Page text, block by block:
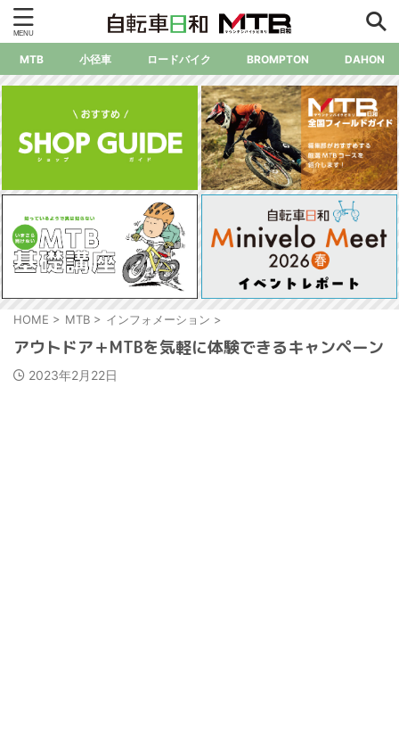
MTB 小径車 ロードバイク BROMPTON DAHON
HOME > MTB > インフォメーション >
アウトドア＋MTBを気軽に体験できるキャンペーン
2023年2月22日